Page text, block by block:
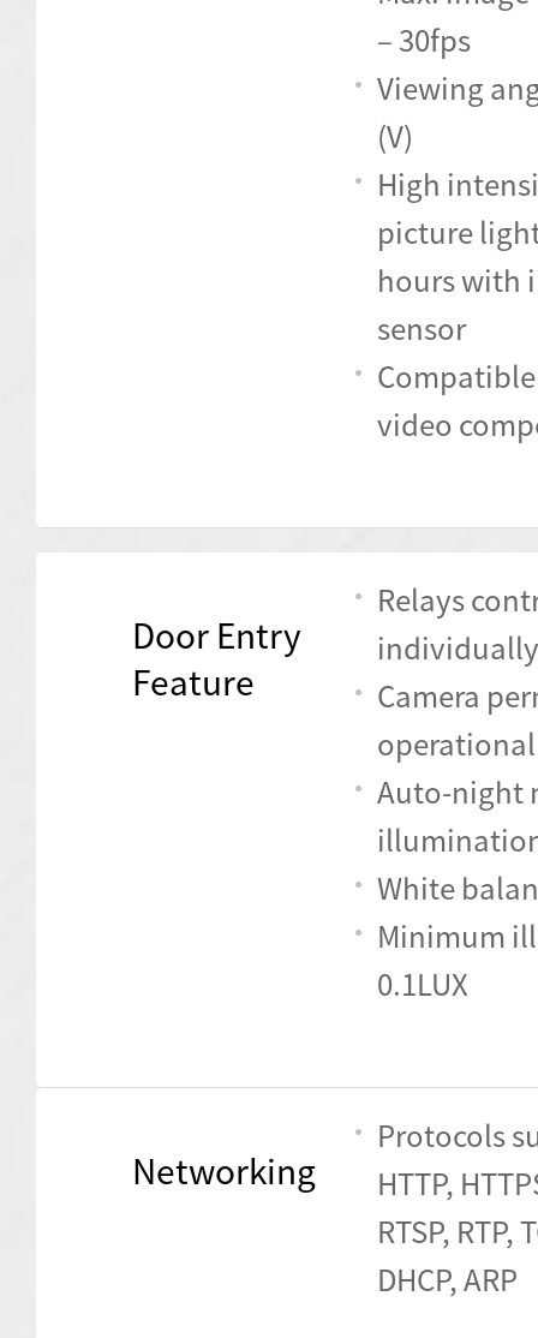
– 30fps
Viewing
(V)
High
picture
hours with
sensor
video
Door Entry
Feature
Relays
individually
Camera
operational
Auto-night
White
Minimum
0.1LUX
Networking
Protocols
HTTP,
RTSP, RTP,
DHCP, ARP